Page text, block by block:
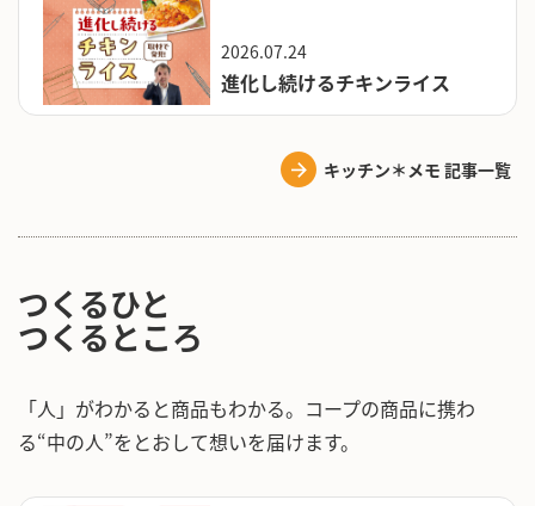
2026.07.24
進化し続けるチキンライス
キッチン＊メモ 記事一覧
つくるひと
つくるところ
「人」がわかると商品もわかる。コープの商品に携わ
る“中の人”をとおして想いを届けます。